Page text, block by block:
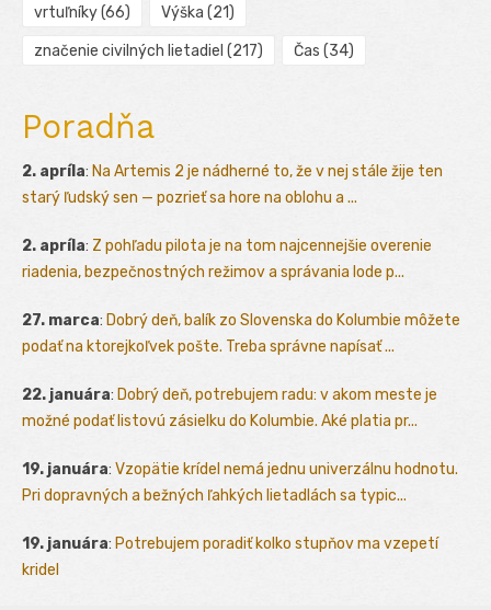
vrtuľníky(66) Výška (21)
značenie civilných lietadiel (217) Čas (34)
Poradňa
2. apríla: Na Artemis 2 je nádherné to, že v nej stále žije ten
starý ľudský sen — pozrieť sa hore na oblohu a ...
2. apríla: Z pohľadu pilota je na tom najcennejšie overenie
riadenia, bezpečnostných režimov a správania lode p...
27. marca: Dobrý deň, balík zo Slovenska do Kolumbie môžete
podať na ktorejkoľvek pošte. Treba správne napísať ...
22. januára: Dobrý deň, potrebujem radu: v akom meste je
možné podať listovú zásielku do Kolumbie. Aké platia pr...
19. januára: Vzopätie krídel nemá jednu univerzálnu hodnotu.
Pri dopravných a bežných ľahkých lietadlách sa typic...
19. januára: Potrebujem poradiť kolko stupňov ma vzepetí
kridel